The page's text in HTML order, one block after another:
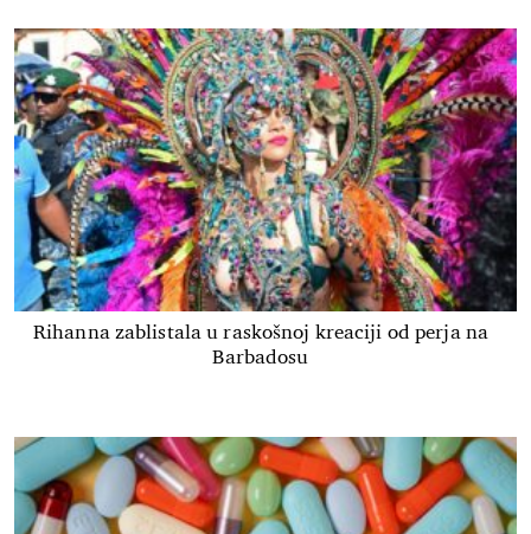
Rihanna zablistala u raskošnoj kreaciji od perja na
Barbadosu